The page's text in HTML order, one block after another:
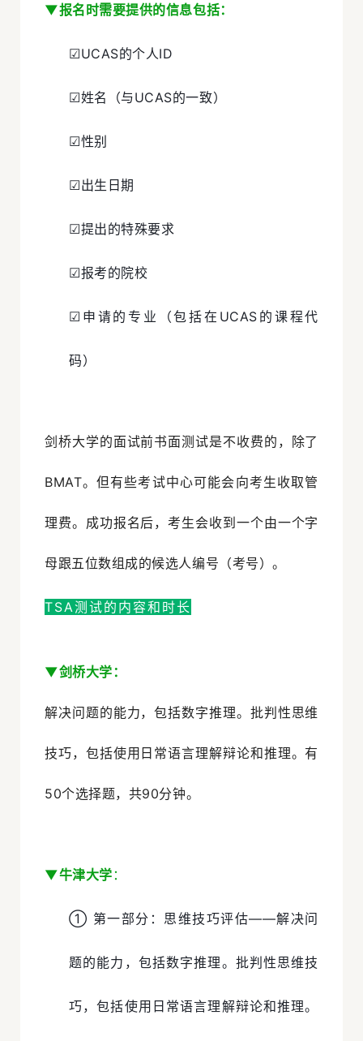
▼报名时需要提供的信息包括：
☑UCAS的个人ID
☑姓名（与UCAS的一致）
☑性别
☑出生日期
☑提出的特殊要求
☑报考的院校
☑申请的专业（包括在UCAS的课程代
码）
剑桥大学的面试前书面测试是不收费的，除了
BMAT。但有些考试中心可能会向考生收取管
理费。成功报名后，考生会收到一个由一个字
母跟五位数组成的候选人编号（考号）。
TSA测试的内容和时长
▼剑桥大学：
解决问题的能力，包括数字推理。批判性思维
技巧，包括使用日常语言理解辩论和推理。有
50个选择题，共90分钟。
▼牛津大学 ：
① 第一部分：思维技巧评估——解决问
题的能力，包括数字推理。批判性思维技
巧，包括使用日常语言理解辩论和推理。